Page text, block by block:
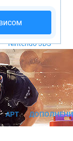
Wii U
PS4
Xbox One
Nintendo 3DS
АРТ